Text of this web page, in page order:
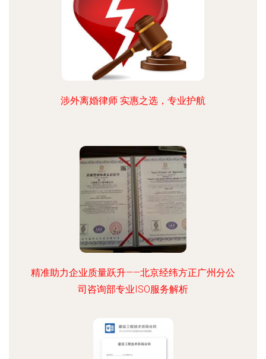
涉外离婚律师 实惠之选，专业护航
精准助力企业质量跃升——北京经纬方正广州分公
司咨询部专业ISO服务解析